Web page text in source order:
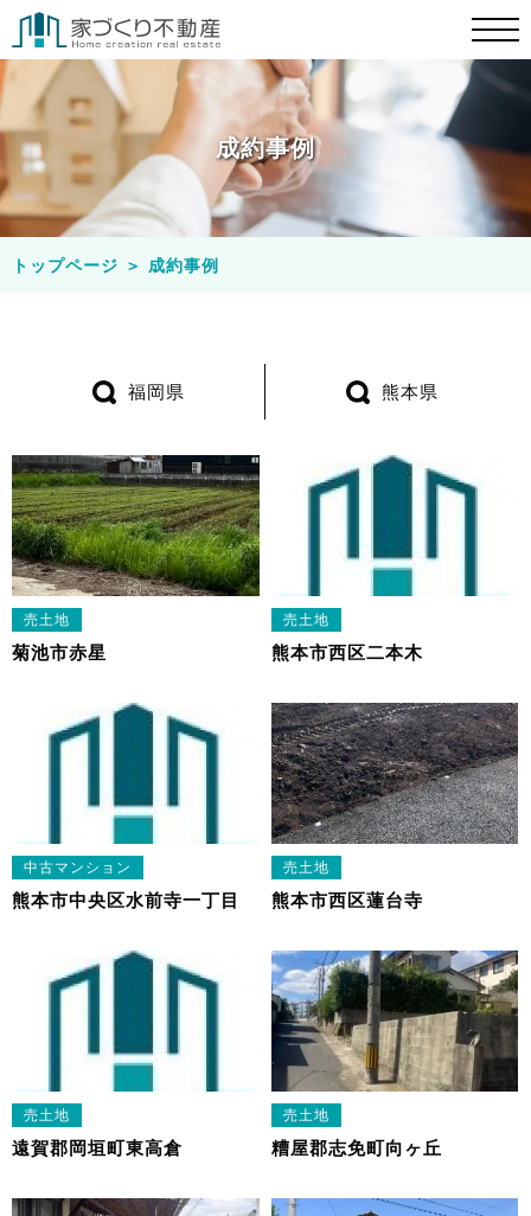
成約事例
トップページ ＞ 成約事例
福岡県 熊本県
売土地
菊池市赤星
売土地
熊本市西区二本木
中古マンション
熊本市中央区水前寺一丁目
売土地
熊本市西区蓮台寺
売土地
遠賀郡岡垣町東高倉
売土地
糟屋郡志免町向ヶ丘